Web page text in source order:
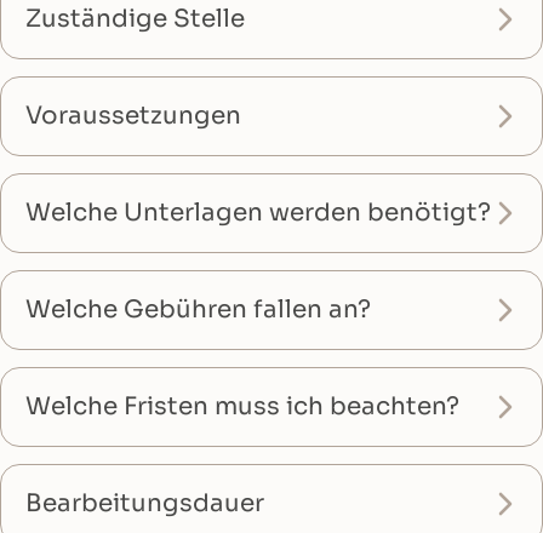
Zuständige Stelle
Voraussetzungen
Welche Unterlagen werden benötigt?
Welche Gebühren fallen an?
Welche Fristen muss ich beachten?
Bearbeitungsdauer